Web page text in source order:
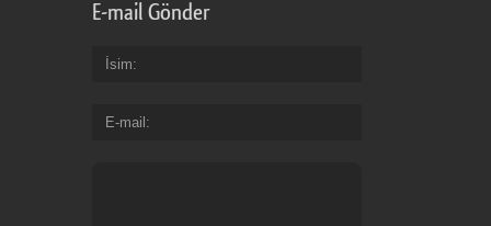
E-mail Gönder
İsim
E-mail